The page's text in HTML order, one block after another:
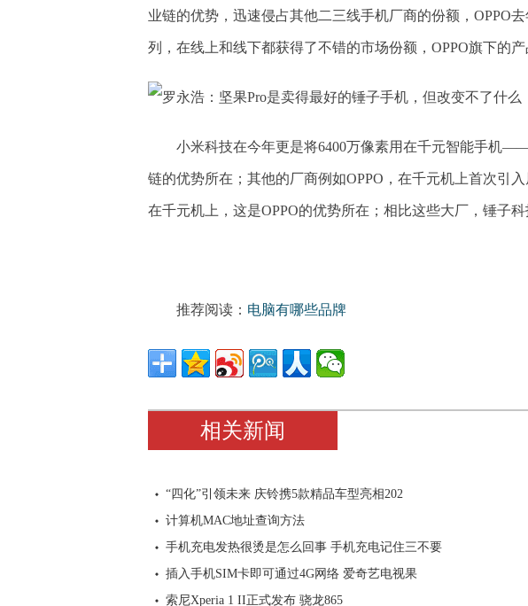
业链的优势，迅速侵占其他二三线手机厂商的份额，OPPO
列，在线上和线下都获得了不错的市场份额，OPPO旗下的产
小米科技在今年更是将6400万像素用在千元智能手机
链的优势所在；其他的厂商例如OPPO，在千元机上首次引
在千元机上，这是OPPO的优势所在；相比这些大厂，锤子科
推荐阅读： 电脑有哪些品牌
相关新闻
“四化”引领未来 庆铃携5款精品车型亮相202
计算机MAC地址查询方法
手机充电发热很烫是怎么回事 手机充电记住三不要
插入手机SIM卡即可通过4G网络 爱奇艺电视果
索尼Xperia 1 II正式发布 骁龙865